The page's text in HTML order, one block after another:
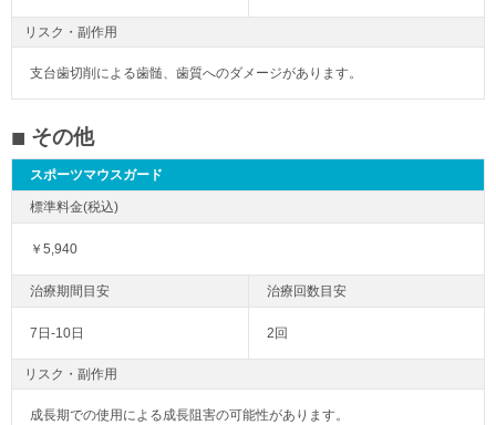
リスク・副作用
支台歯切削による歯髄、歯質へのダメージがあります。
その他
スポーツマウスガード
￥5,940
7日-10日 2回
リスク・副作用
成長期での使用による成長阻害の可能性があります。